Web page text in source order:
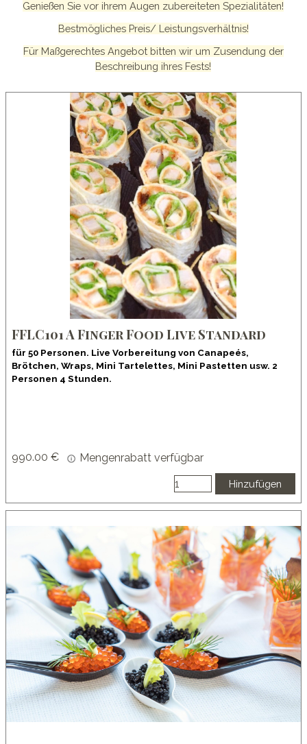
Genießen Sie vor ihrem Augen zubereiteten Spezialitäten!
Bestmögliches Preis/ Leistungsverhältnis!
Für Maßgerechtes Angebot bitten wir um Zusendung der
Beschreibung ihres Fests!
FFLC101 A Finger Food Live Standard
für 50 Personen. Live Vorbereitung von Canapeés,
Brötchen, Wraps, Mini Tartelettes, Mini Pastetten usw. 2
Personen 4 Stunden.
990.00 € Mengenrabatt verfügbar
Hinzufügen